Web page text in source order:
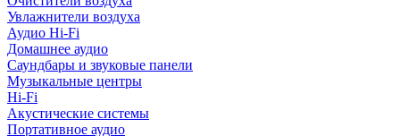
Увлажнители воздуха
Аудио Hi-Fi
Домашнее аудио
Саундбары и звуковые панели
Музыкальные центры
Hi-Fi
Акустические системы
Портативное аудио